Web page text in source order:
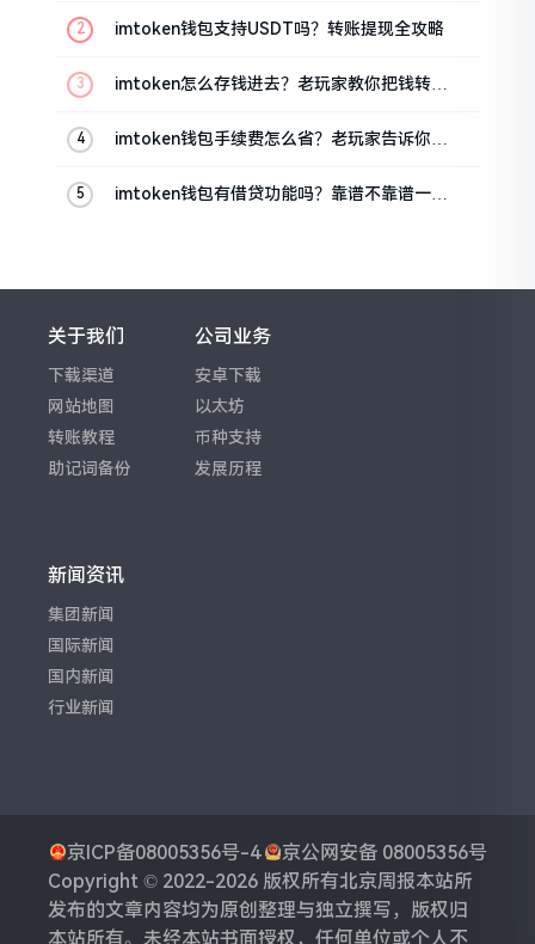
imtoken钱包支持USDT吗？转账提现全攻略
imtoken怎么存钱进去？老玩家教你把钱转进
imtoken钱包手续费怎么省？老玩家告诉你几
imtoken钱包有借贷功能吗？靠谱不靠谱一文
关于我们
下载渠道
网站地图
转账教程
助记词备份
公司业务
安卓下载
以太坊
币种支持
发展历程
新闻资讯
集团新闻
国际新闻
国内新闻
行业新闻
京ICP备08005356号-4
京公网安备 08005356号
Copyright © 2022-2026 版权所有北京周报本站所
发布的文章内容均为原创整理与独立撰写，版权归
本站所有。未经本站书面授权，任何单位或个人不